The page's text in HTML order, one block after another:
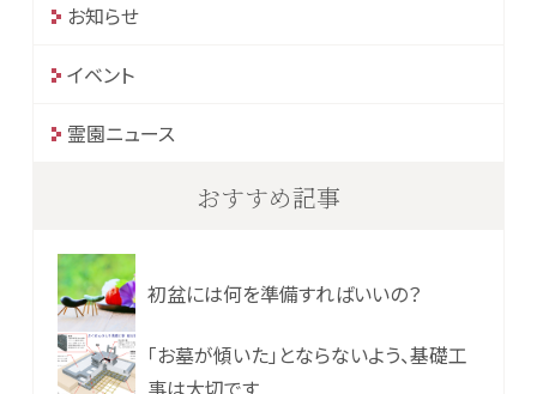
お知らせ
イベント
霊園ニュース
おすすめ記事
初盆には何を準備すればいいの？
「お墓が傾いた」とならないよう、基礎工
事は大切です